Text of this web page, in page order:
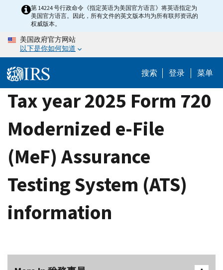
content
第 14224 号行政命令《指定英语为美国官方语言》将英语指定为
美国官方语言。因此，所有文件的英文版本均为所有联邦资讯的
权威版本。
美国政府官方网站
以下是你如何知道
搜索 登录 菜单
Tax year 2025 Form 720
Modernized e-File
(MeF) Assurance
Testing System (ATS)
information